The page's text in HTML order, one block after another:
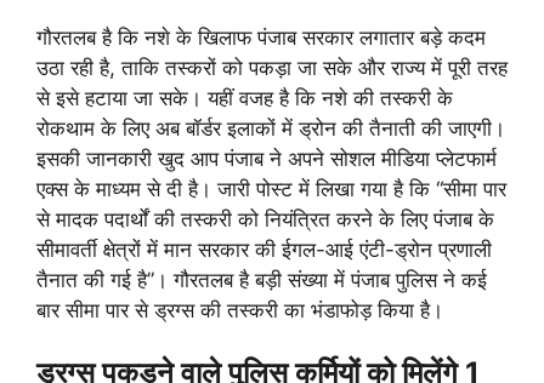
गौरतलब है कि नशे के खिलाफ पंजाब सरकार लगातार बड़े कदम
उठा रही है, ताकि तस्करों को पकड़ा जा सके और राज्य में पूरी तरह
से इसे हटाया जा सके। यहीं वजह है कि नशे की तस्करी के
रोकथाम के लिए अब बॉर्डर इलाकों में ड्रोन की तैनाती की जाएगी।
इसकी जानकारी खुद आप पंजाब ने अपने सोशल मीडिया प्लेटफार्म
एक्स के माध्यम से दी है। जारी पोस्ट में लिखा गया है कि “सीमा पार
से मादक पदार्थों की तस्करी को नियंत्रित करने के लिए पंजाब के
सीमावर्ती क्षेत्रों में मान सरकार की ईगल-आई एंटी-ड्रोन प्रणाली
तैनात की गई है”। गौरतलब है बड़ी संख्या में पंजाब पुलिस ने कई
बार सीमा पार से ड्रग्स की तस्करी का भंडाफोड़ किया है।
ड्रग्स पकड़ने वाले पुलिस कर्मियों को मिलेंगे 1